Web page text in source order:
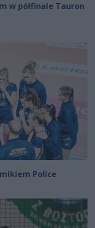
w półfinale Tauron
Police